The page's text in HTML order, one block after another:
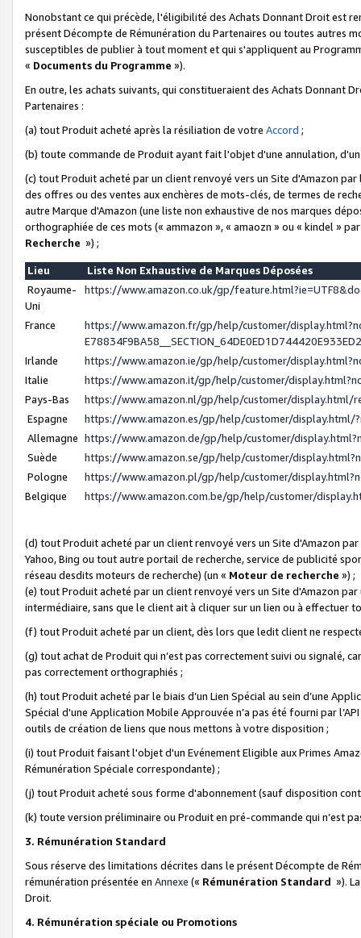
Nonobstant ce qui précède, l'éligibilité des Achats Donnant Droit est
présent Décompte de Rémunération du Partenaires ou toutes autres
susceptibles de publier à tout moment et qui s'appliquent au
« Documents du Programme »).
En outre, les achats suivants, qui constitueraient des Achats Donnant
Partenaires :
(a) tout Produit acheté après la résiliation de votre Accord ;
(b) toute commande de Produit ayant fait l'objet d'une annulation,
(c) tout Produit acheté par un client renvoyé vers un Site d'Amazon
des offres ou des ventes aux enchères de mots-clés, de termes de
autre Marque d'Amazon (une liste non exhaustive de nos marques
orthographiée de ces mots (« ammazon », « amaozn » ou « kindel »
Recherche ») ;
Lieu
Liste Non Exhaustive de Marques Déposées
Royaume-
Uni
https://www.amazon.co.uk/gp/
France
https://www.amazon.fr/gp/help/customer/
Irlande
https://www.amazon.ie/gp/help/customer/
Italie
https://www.amazon.it/gp/help/customer/
Pays-Bas
https://www.amazon.nl/gp/help/customer/display.html/
Espagne
https://www.amazon.es/gp/help/customer/display.html/
Allemagne https://www.amazon.de/gp/help/customer/
Suède
https://www.amazon.se/gp/help/customer/
Pologne
https://www.amazon.pl/gp/help/customer/
Belgique
https://www.amazon.com.be/gp/help/customer/
(d) tout Produit acheté par un client renvoyé vers un Site d'Amazon
Yahoo, Bing ou tout autre portail de recherche, service de publicité
réseau desdits moteurs de recherche) (un « Moteur de recherche ») ;
(e) tout Produit acheté par un client renvoyé vers un Site d'Amazon
intermédiaire, sans que le client ait à cliquer sur un lien ou à
(f) tout Produit acheté par un client, dès lors que ledit client ne
(g) tout achat de Produit qui n’est pas correctement suivi ou signalé,
pas correctement orthographiés ;
(h) tout Produit acheté par le biais d’un Lien Spécial au sein d’une
Spécial d'une Application Mobile Approuvée n’a pas été fourni par
outils de création de liens que nous mettons à votre disposition ;
(i) tout Produit faisant l'objet d'un Evénement Eligible aux Primes
Rémunération Spéciale correspondante) ;
(j) tout Produit acheté sous forme d'abonnement (sauf disposition
(k) toute version préliminaire ou Produit en pré-commande qui n’est
3. Rémunération Standard
Sous réserve des limitations décrites dans le présent Décompte de
rémunération présentée en Annexe (« Rémunération Standard »).
Droit.
4. Rémunération spéciale ou Promotions